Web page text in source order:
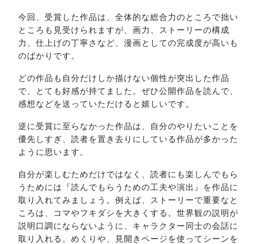
今回、受賞した作品は、全体的な総合力のところで拙い
ところも見受けられますが、画力、ストーリーの構成
力、仕上げの丁寧さなど、漫画としての完成度が高いも
のばかりです。
どの作品も自分だけしか描けない個性が突出した作品
で、とても好感が持てました。ぜひ公開作品を読んで、
感想などを送っていただけると嬉しいです。
逆に受賞に至らなかった作品は、自分のやりたいことを
優先しすぎ、読者を置き去りにしている作品が多かった
ように思います。
自分が楽しむためだけではなく、読者にも楽しんでもら
うためには『読んでもらうための工夫や演出』を作品に
取り入れてみましょう。例えば、ストーリーで重要なと
ころは、コマやフキダシを大きくする。世界観の説明が
説明口調にならないように、キャラクター同士の会話に
取り入れる。めくりや、見開きページを使ってシーンを